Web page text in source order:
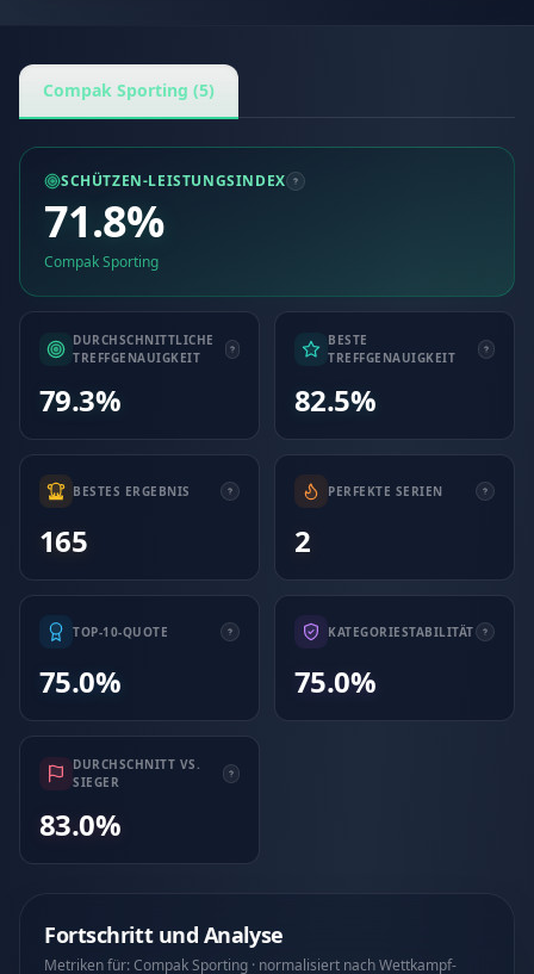
Compak Sporting (5)
SCHÜTZEN-LEISTUNGSINDEX
71.8%
Compak Sporting
DURCHSCHNITTLICHE
TREFFGENAUIGKEIT
79.3%
BESTE
TREFFGENAUIGKEIT
82.5%
BESTES ERGEBNIS
165
PERFEKTE SERIEN
2
TOP-10-QUOTE
75.0%
KATEGORIESTABILITÄT
75.0%
DURCHSCHNITT VS.
SIEGER
83.0%
Fortschritt und Analyse
Metriken für: Compak Sporting · normalisiert nach Wettkampf-